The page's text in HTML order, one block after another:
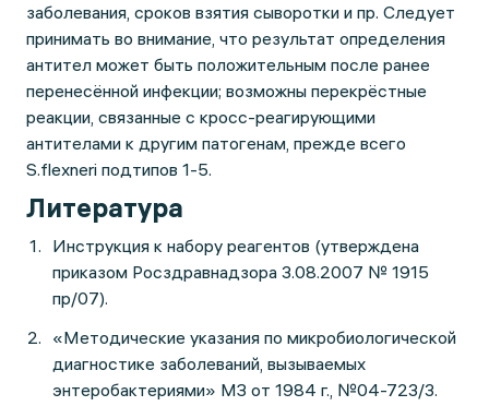
заболевания, сроков взятия сыворотки и пр. Следует
принимать во внимание, что результат определения
антител может быть положительным после ранее
перенесённой инфекции; возможны перекрёстные
реакции, связанные с кросс-реагирующими
антителами к другим патогенам, прежде всего
S.flexneri подтипов 1-5.
Литература
Инструкция к набору реагентов (утверждена
приказом Росздравнадзора 3.08.2007 № 1915
пр/07).
«Методические указания по микробиологической
диагностике заболеваний, вызываемых
энтеробактериями» МЗ от 1984 г., №04-723/3.